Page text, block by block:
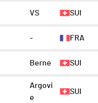
VS SUI
- FRA
Berne SUI
Argovi
e
SUI